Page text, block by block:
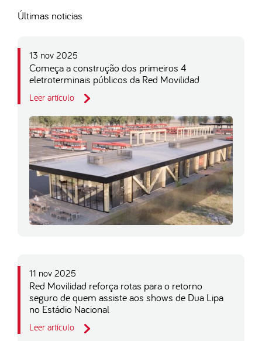
Últimas noticias
13 nov 2025
Começa a construção dos primeiros 4
eletroterminais públicos da Red Movilidad
Leer artículo
11 nov 2025
Red Movilidad reforça rotas para o retorno
seguro de quem assiste aos shows de Dua Lipa
no Estádio Nacional
Leer artículo